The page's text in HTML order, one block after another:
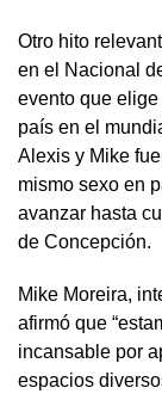
Otro hito
en el Nacional
evento que
país en el
Alexis y Mike
mismo sexo en
avanzar hasta
de Concepción.
Mike Moreira,
afirmó que
incansable por
espacios